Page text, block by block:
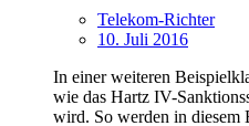
Telekom-Richter
10. Juli 2016
In einer weiteren
wie das Hartz IV-
wird. So werden in diesem